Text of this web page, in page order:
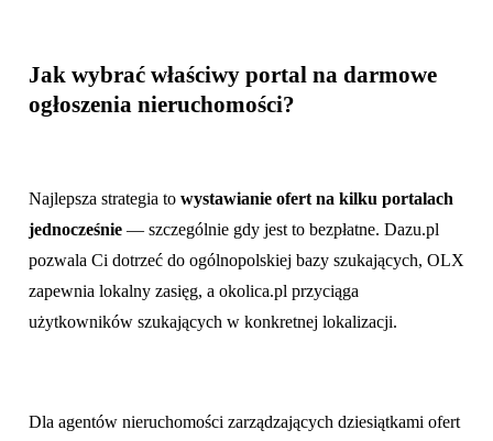
Jak wybrać właściwy portal na darmowe
ogłoszenia nieruchomości?
Najlepsza strategia to wystawianie ofert na kilku portalach
jednocześnie — szczególnie gdy jest to bezpłatne. Dazu.pl
pozwala Ci dotrzeć do ogólnopolskiej bazy szukających, OLX
zapewnia lokalny zasięg, a okolica.pl przyciąga
użytkowników szukających w konkretnej lokalizacji.
Dla agentów nieruchomości zarządzających dziesiątkami ofert